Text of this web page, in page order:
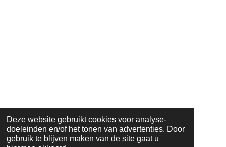
Deze website gebruikt cookies voor analyse-
doeleinden en/of het tonen van advertenties. Door
gebruik te blijven maken van de site gaat u